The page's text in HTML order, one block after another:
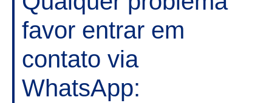
favor entrar em
contato via
WhatsApp: